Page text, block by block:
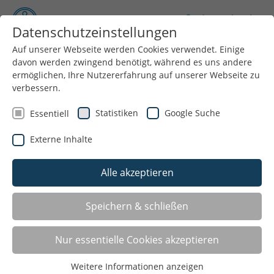
Menü
Qualitätsbündnis zum Schutz vor
sexualisierter und interpersoneller
Datenschutzeinstellungen
Auf unserer Webseite werden Cookies verwendet. Einige
davon werden zwingend benötigt, während es uns andere
ermöglichen, Ihre Nutzererfahrung auf unserer Webseite zu
verbessern.
Essentiell Statistiken Google Suche
Externe Inhalte
Alle akzeptieren
Speichern & schließen
Nur essentielle Cookies akzeptieren
Weitere Informationen anzeigen